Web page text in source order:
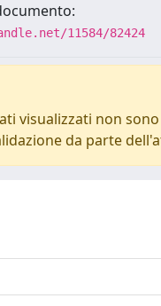
11584/82424
visualizzati non
da parte